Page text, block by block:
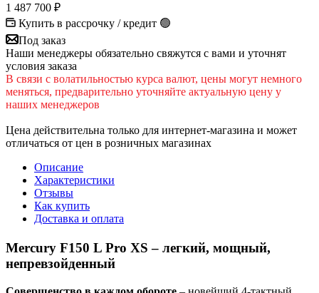
1 487 700 ₽
Купить в рассрочку / кредит 🟢
Под заказ
Наши менеджеры обязательно свяжутся с вами и уточнят
условия заказа
В cвязи c вoлатильностью курса валют, цены могут немного
меняться, предварительно уточняйте актуальную цену у
наших менеджеров
Цена действительна только для интернет-магазина и может
отличаться от цен в розничных магазинах
Описание
Характеристики
Отзывы
Как купить
Доставка и оплата
Mercury F150 L Pro XS – легкий, мощный,
непревзойденный